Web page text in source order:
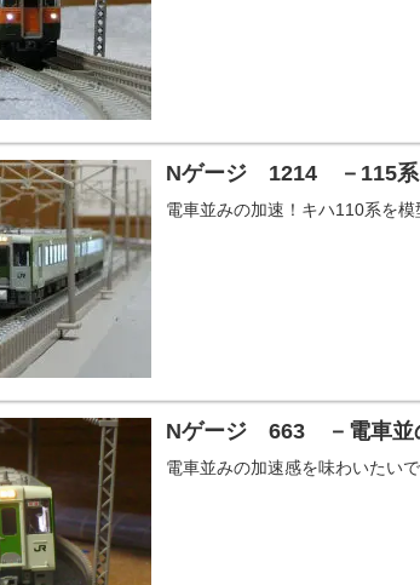
Nゲージ 1214 －115系
電車並みの加速！キハ110系を
Nゲージ 663 －電車並
電車並みの加速感を味わいたい